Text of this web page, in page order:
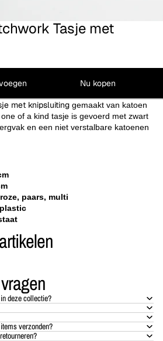
Tasje met
Nu kopen
met knipsluiting gemaakt van katoen
of a kind tasje is gevoerd met zwart
en een niet verstalbare katoenen
paars, multi
deze collectie?
verzonden?